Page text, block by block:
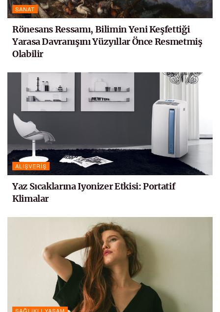
SANAT
Rönesans Ressamı, Bilimin Yeni Keşfettiği
Yarasa Davranışını Yüzyıllar Önce Resmetmiş
Olabilir
ALIŞVERIŞ
Yaz Sıcaklarına Iyonizer Etkisi: Portatif
Klimalar